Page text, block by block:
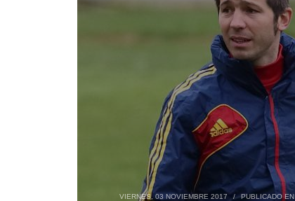
VIERNES, 03 NOVIEMBRE 2017 / PUBLICADO EN